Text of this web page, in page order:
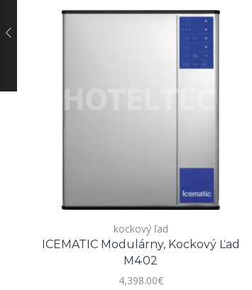
kockový ľad
ICEMATIC Modulárny, Kockový Ľad
M402
4,398.00€